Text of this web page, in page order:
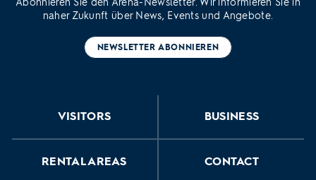
naher Zukunft über News, Events und Angebote.
NEWSLETTER ABONNIEREN
VISITORS BUSINESS
RENTAL AREAS CONTACT